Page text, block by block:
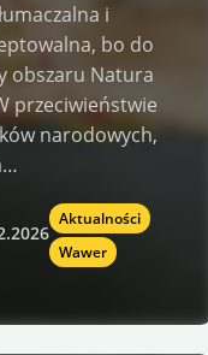
i
bo do
obszaru Natura
przeciwieństwie
narodowych,
Aktualności
Wawer